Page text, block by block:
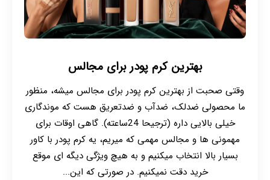
بهترین کرم پودر برای مجالس
وقتی صحبت از بهترین کرم پودر برای مجالس میشه، منظور
ما محصولی ضدلک، ضدآب و ضدتعریق هست که موندگاری
خیلی بالایی داره (ترجیحا 24ساعته). گاهی اوقات برای
مهمونی ها و مجالس مهمی که میریم، یه کرم پودر با کاور
بسیار بالا انتخاب میکنیم و به هیچ ویژگی دیگه ای موقع
خرید دقت نمیکنیم. در صورتی که این...